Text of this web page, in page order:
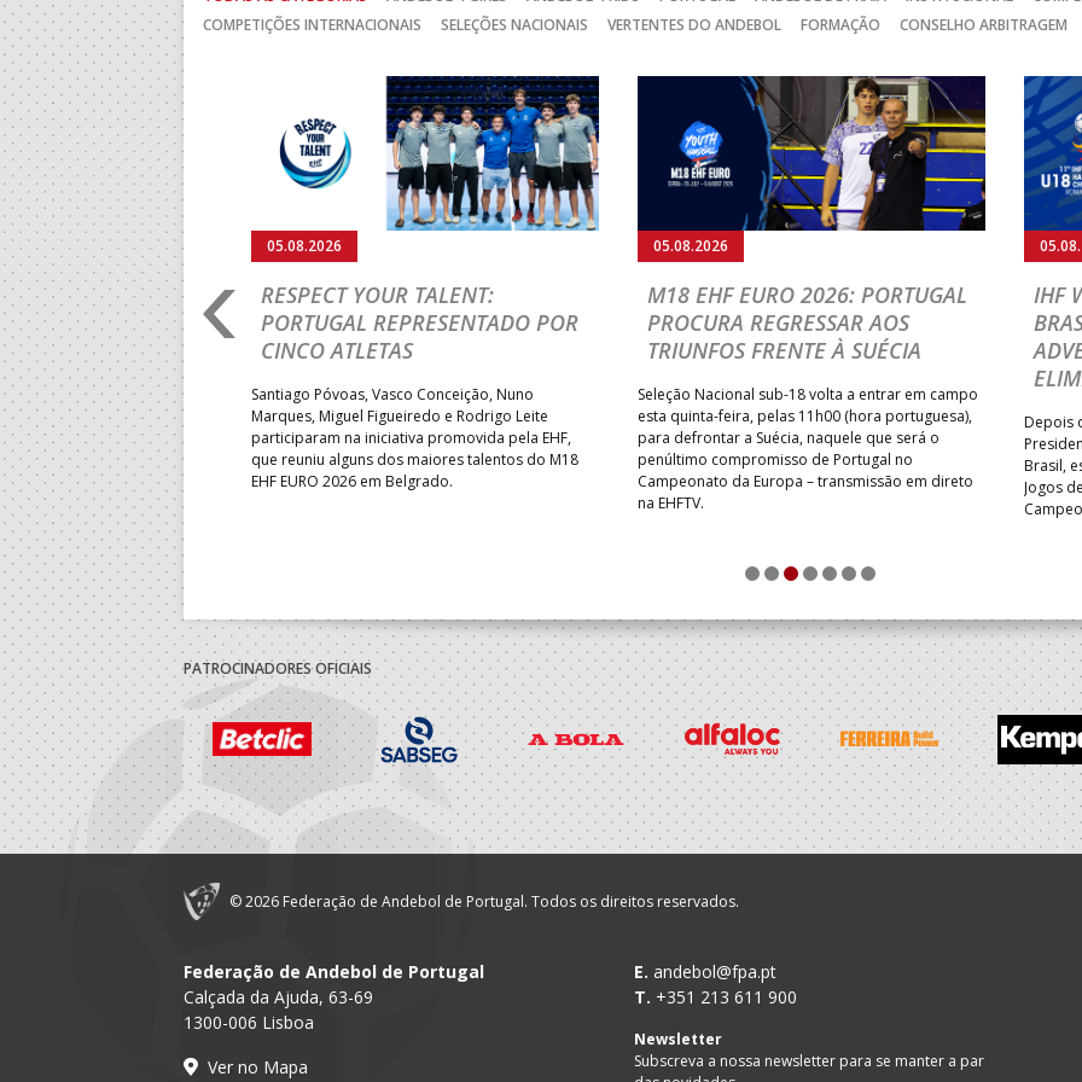
COMPETIÇÕES INTERNACIONAIS
SELEÇÕES NACIONAIS VERTENTES DO ANDEBOL FORMAÇÃO CONSELHO ARBITRAGEM
2026: PORTUGAL
E SEGUE NA LUTA
18 regressou às vitórias no
ao superar a Suécia por 32-
uma vaga para o
do Mundo.
05.08.2026
RESPECT YOUR TALENT:
PORTUGAL REPRESENTADO POR
CINCO ATLETAS
Santiago Póvoas, Vasco Conceição, Nuno
Marques, Miguel Figueiredo e Rodrigo Leite
participaram na iniciativa promovida pela EHF,
que reuniu alguns dos maiores talentos do M18
EHF EURO 2026 em Belgrado.
05.08.2026
M18 EHF EURO 2026: PORTUGAL
PROCURA REGRESSAR AOS
TRIUNFOS FRENTE À SUÉCIA
Seleção Nacional sub-18 volta a entrar em campo
esta quinta-feira, pelas 11h00 (hora portuguesa),
para defrontar a Suécia, naquele que será o
penúltimo compromisso de Portugal no
Campeonato da Europa – transmissão em direto
na EHFTV.
IHF
Depois
Brasil,
Jogos
1 2 3 4 5 6 7
PATROCINADORES OFICIAIS
© 2026 Federação de Andebol de Portugal. Todos os direitos reservados.
Federação de Andebol de Portugal
Calçada da Ajuda, 63-69
1300-006 Lisboa
Ver no Mapa
E. andebol@fpa.pt
T. +351 213 611 900
Newsletter
Subscreva a nossa newsletter para se manter a par